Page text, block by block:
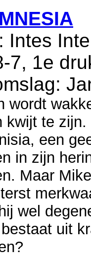
Intes
7, 1e
wordt
kwijt te
een
in zijn
Maar
wel
uit